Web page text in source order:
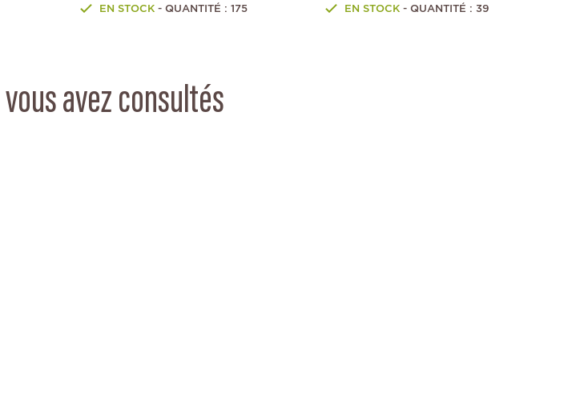
EN STOCK- QUANTITÉ : 175 EN STOCK- QUANTITÉ : 39
avez consultés